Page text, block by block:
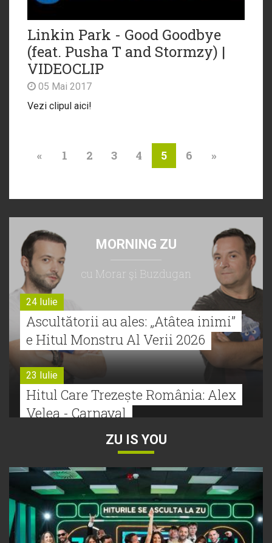
Linkin Park - Good Goodbye
(feat. Pusha T and Stormzy) |
VIDEOCLIP
05 Mai 2017
Vezi clipul aici!
« 1 2 3 4 5 6 »
MORNING ZU
cu Morar şi Buzdugan
24 Iulie
Ascultătorii au ales: „Atâtea inimi”
e Hitul Monstru Al Verii 2026
23 Iulie
Hitul Care Trezește România: Alex
Velea - Carnaval
Bătălie strânsă la Hitul Monstru Al
Verii: Cabron versus Faydee
21 Iulie
ZU IS YOU